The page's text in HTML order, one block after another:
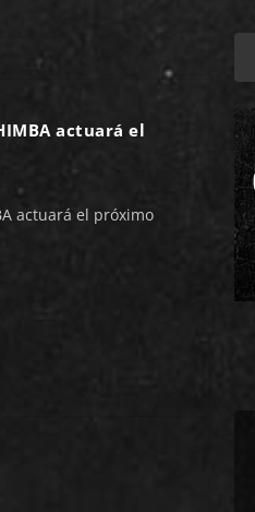
actuará el
actuará el próximo